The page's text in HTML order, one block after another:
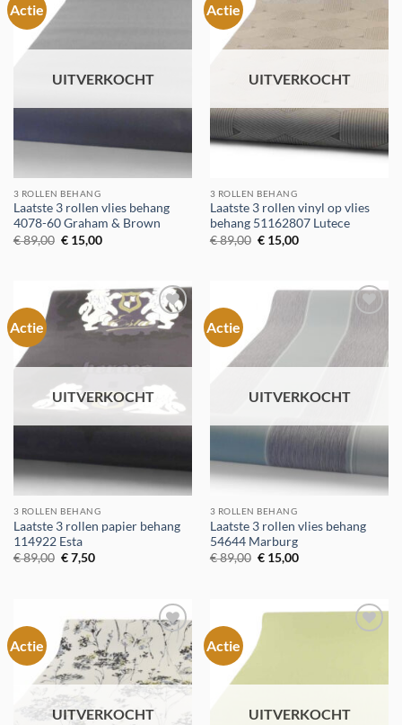
Actie
UITVERKOCHT
3 ROLLEN BEHANG
Laatste 3 rollen vlies behang
4078-60 Graham & Brown
€89,00 Oorspronkelijke
€15,00Huidige
Actie
Toevoegen
verlanglijst
UITVERKOCHT
3 ROLLEN BEHANG
Laatste 3 rollen vinyl op vlies
behang 51162807 Lutece
€89,00 Oorspronkelijke
€15,00Huidige
Actie
Toevoegen
UITVERKOCHT
3 ROLLEN BEHANG
Laatste 3 rollen papier behang
114922 Esta
€89,00 Oorspronkelijke
prijs
€7,50Huidige
Actie
verlanglijst
UITVERKOCHT
3 ROLLEN BEHANG
Laatste 3 rollen vlies behang
54644 Marburg
€89,00 Oorspronkelijke
€15,00Huidige
Actie
Toevoegen
aan
verlanglijst
UITVERKOCHT
Actie
UITVERKOCHT